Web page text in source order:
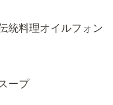
統料理オイルフォン
ープ